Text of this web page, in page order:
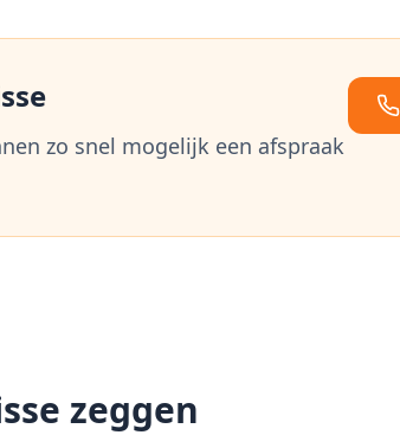
zo snel mogelijk een afspraak
zeggen